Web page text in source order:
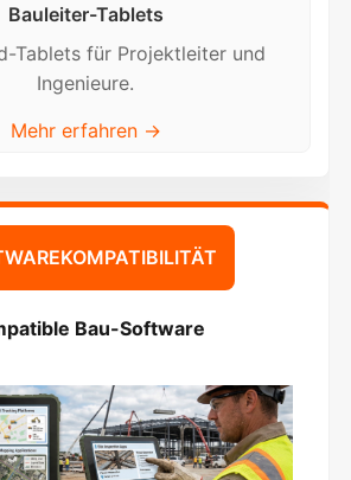
Bauleiter-Tablets
Tablets für Projektleiter und
Ingenieure.
Mehr erfahren →
Bau-Software